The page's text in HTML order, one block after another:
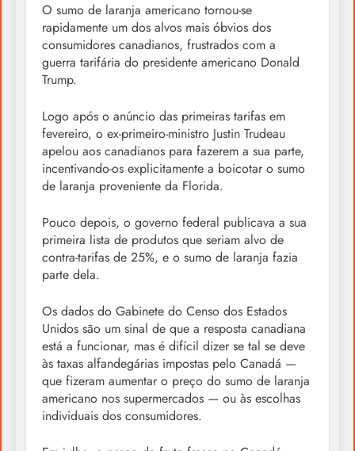
O sumo de laranja americano tornou-se
rapidamente um dos alvos mais óbvios dos
consumidores canadianos, frustrados com a
guerra tarifária do presidente americano Donald
Trump.
Logo após o anúncio das primeiras tarifas em
fevereiro, o ex-primeiro-ministro Justin Trudeau
apelou aos canadianos para fazerem a sua parte,
incentivando-os explicitamente a boicotar o sumo
de laranja proveniente da Florida.
Pouco depois, o governo federal publicava a sua
primeira lista de produtos que seriam alvo de
contra-tarifas de 25%, e o sumo de laranja fazia
parte dela.
Os dados do Gabinete do Censo dos Estados
Unidos são um sinal de que a resposta canadiana
está a funcionar, mas é difícil dizer se tal se deve
às taxas alfandegárias impostas pelo Canadá —
que fizeram aumentar o preço do sumo de laranja
americano nos supermercados — ou às escolhas
individuais dos consumidores.